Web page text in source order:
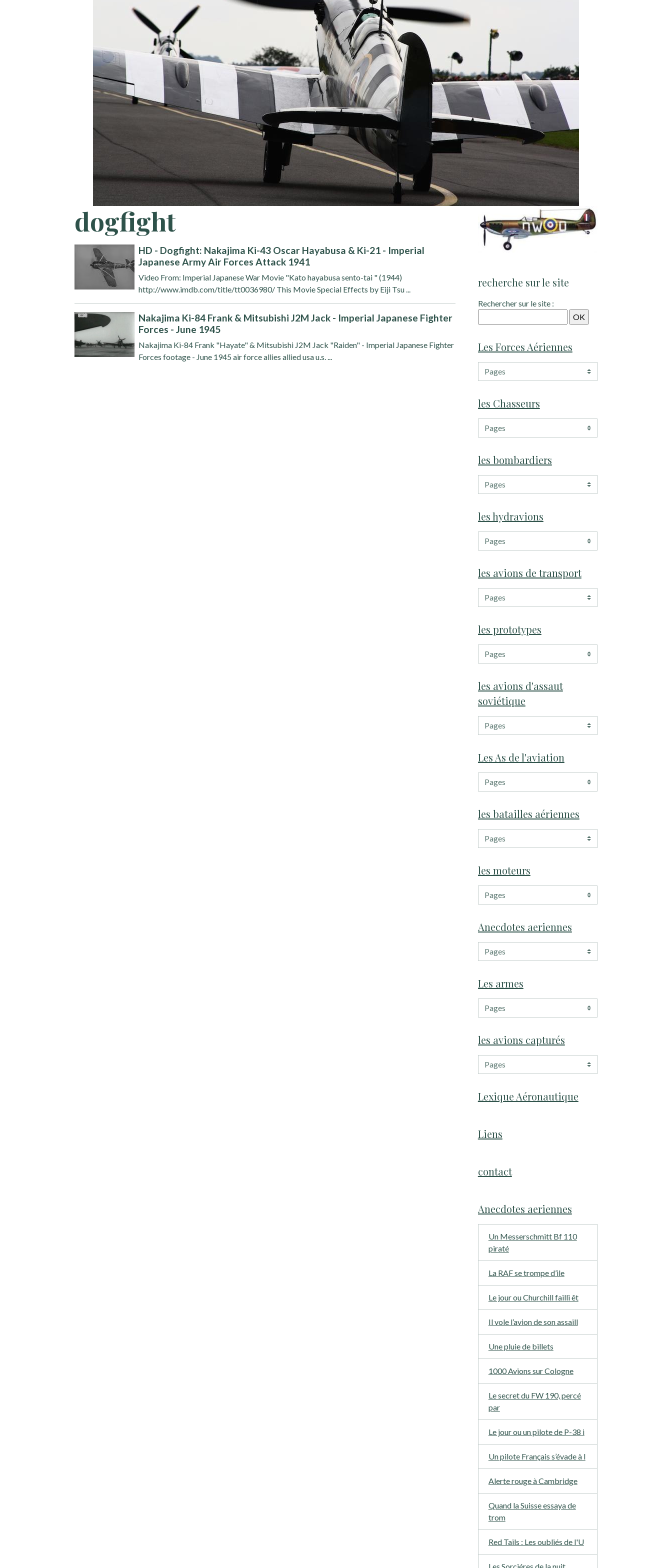
dogfight
HD - Dogfight: Nakajima Ki-43 Oscar Hayabusa & Ki-21 - Imperial
Japanese Army Air Forces Attack 1941
Video From: Imperial Japanese War Movie "Kato hayabusa sento-tai " (1944)
http://www.imdb.com/title/tt0036980/ This Movie Special Effects by Eiji Tsu ...
Nakajima Ki-84 Frank & Mitsubishi J2M Jack - Imperial Japanese Fighter
Forces - June 1945
Nakajima Ki-84 Frank "Hayate" & Mitsubishi J2M Jack "Raiden" - Imperial Japanese Fighter
Forces footage - June 1945 air force allies allied usa u.s. ...
recherche sur le site
Rechercher sur le site :
Les Forces Aériennes
les Chasseurs
les bombardiers
les hydravions
les avions de transport
les prototypes
les avions d'assaut
soviétique
Les As de l'aviation
les batailles aériennes
les moteurs
Anecdotes aeriennes
Les armes
les avions capturés
Lexique Aéronautique
Liens
contact
Anecdotes aeriennes
Un Messerschmitt Bf 110
piraté
La RAF se trompe d’ile
Le jour ou Churchill failli êt
Il vole l’avion de son assaill
Une pluie de billets
1000 Avions sur Cologne
Le secret du FW 190, percé
par
Le jour ou un pilote de P-38 i
Un pilote Français s’évade à l
Alerte rouge à Cambridge
Quand la Suisse essaya de
trom
Red Tails : Les oubliés de l'U